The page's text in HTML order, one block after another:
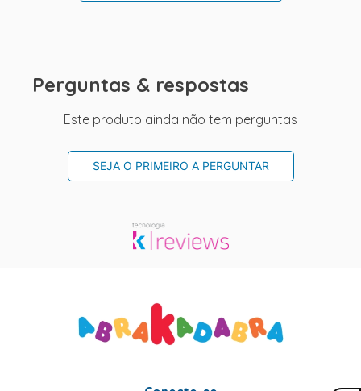
Perguntas & respostas
Este produto ainda não tem perguntas
SEJA O PRIMEIRO A PERGUNTAR